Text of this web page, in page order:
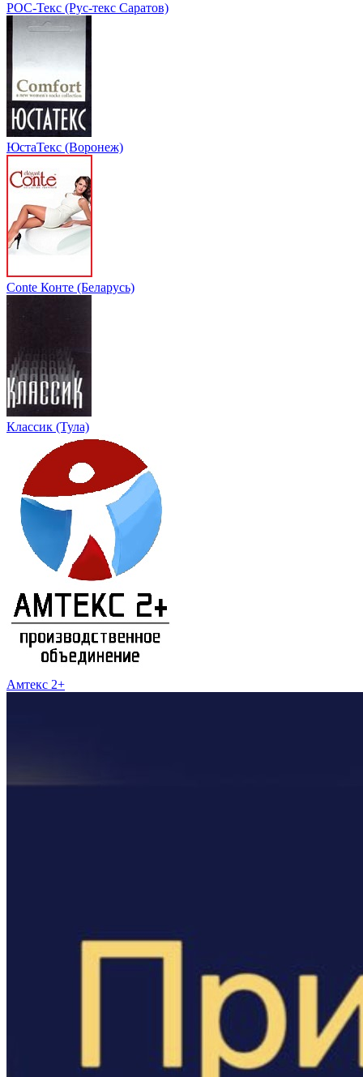
РОС-Текс (Рус-текс Саратов)
ЮстаТекс (Воронеж)
Conte Конте (Беларусь)
Классик (Тула)
Амтекс 2+